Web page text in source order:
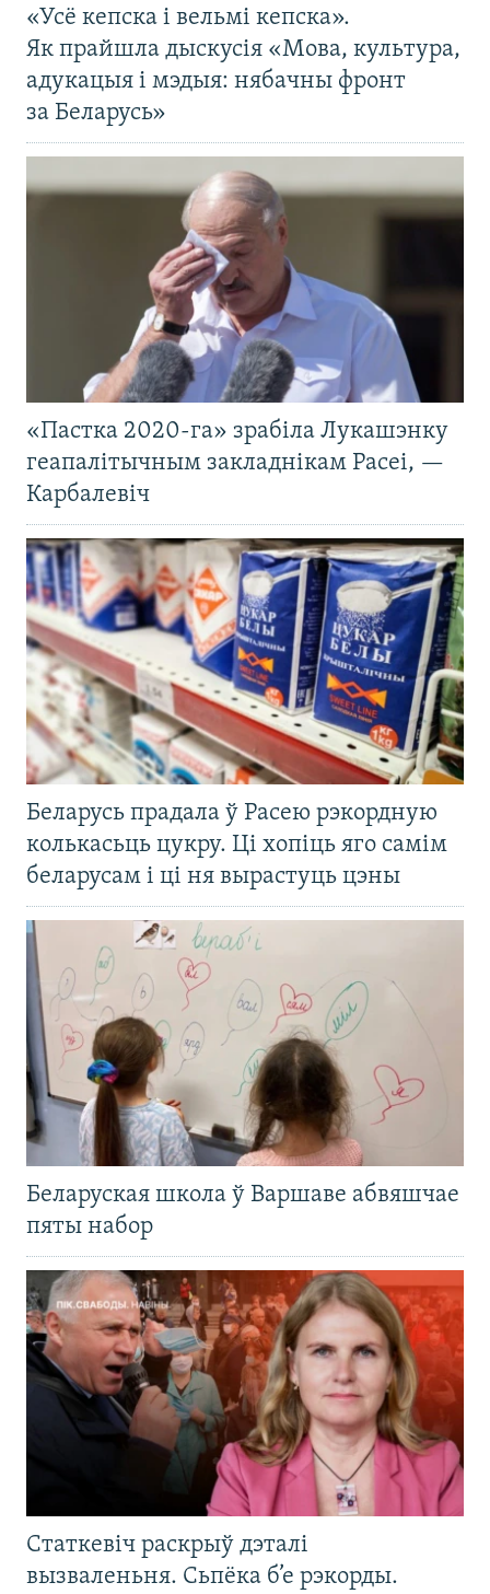
«Усё кепска і вельмі кепска».
Як прайшла дыскусія «Мова, культура,
адукацыя і мэдыя: нябачны фронт
за Беларусь»
«Пастка 2020-га» зрабіла Лукашэнку
геапалітычным закладнікам Расеі, —
Карбалевіч
Беларусь прадала ў Расею рэкордную
колькасьць цукру. Ці хопіць яго самім
беларусам і ці ня вырастуць цэны
Беларуская школа ў Варшаве абвяшчае
пяты набор
Статкевіч раскрыў дэталі
вызваленьня. Сьпёка б’е рэкорды.